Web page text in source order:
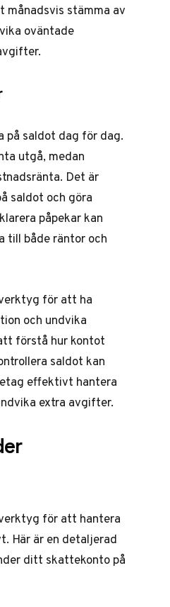
stämma av
oväntade
på saldot dag för dag.
utgå, medan
Det är
saldot och göra
påpekar kan
till både räntor och
för att ha
och undvika
förstå hur kontot
saldot kan
effektivt hantera
extra avgifter.
för att hantera
Här är en detaljerad
ditt skattekonto på